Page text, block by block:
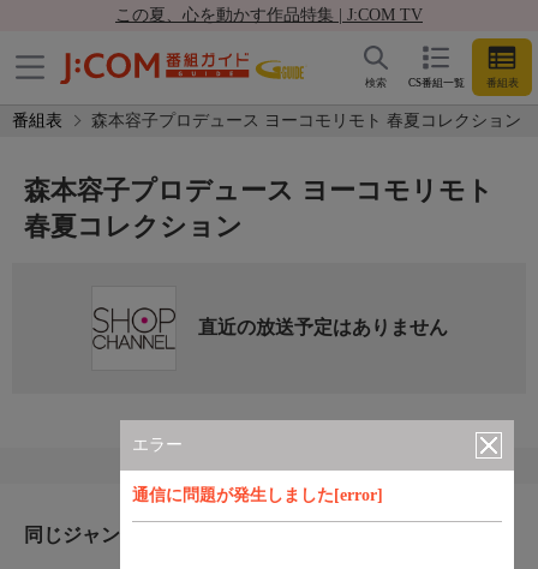
この夏、心を動かす作品特集 | J:COM TV
CS番組一覧 番組表
検索
番組表 森本容子プロデュース ヨーコモリモト 春夏コレクション
エラー
通信に問題が発生しました[error]
森本容子プロデュース ヨーコモリモト
春夏コレクション
直近の放送予定はありません
同じジャンルのおすすめ番組